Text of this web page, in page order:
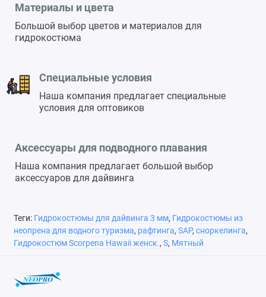
Материалы и цвета
Большой выбор цветов и материалов для
гидрокостюма
Специальные условия
Наша компания предлагает специальные
условия для оптовиков
Аксессуары для подводного плавания
Наша компания предлагает большой выбор
аксессуаров для дайвинга
Теги: Гидрокостюмы для дайвинга 3 мм, Гидрокостюмы из
неопрена для водного туризма, рафтинга, SAP, сноркелинга,
Гидрокостюм Scorpena Hawaii женск., S, Мятный